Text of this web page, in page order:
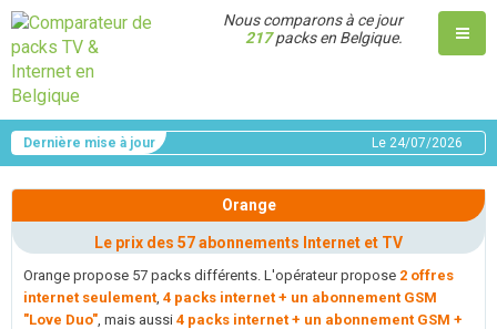
Nous comparons à ce jour
217packs en Belgique.
Dernière mise à jour Le 24/07/2026
Orange
Le prix des 57 abonnements Internet et TV
Orange propose 57 packs différents. L'opérateur propose 2 offres
internet seulement, 4 packs internet + un abonnement GSM
"Love Duo", mais aussi 4 packs internet + un abonnement GSM +